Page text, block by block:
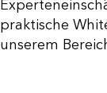
praktische
unserem